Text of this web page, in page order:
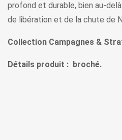
profond et durable, bien au-
de libération et de la chute de
Collection Campagnes &
Détails produit : broché.